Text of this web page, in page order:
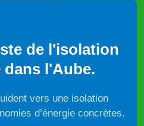
de l'isolation
l'Aube.
vers une isolation
d’énergie concrètes.